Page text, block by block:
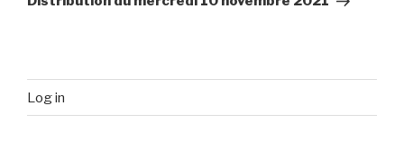
Log in